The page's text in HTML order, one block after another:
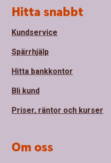
Sidfot
Hitta snabbt
Kundservice
Spärrhjälp
Hitta bankkontor
Bli kund
Priser, räntor och kurser
Om oss